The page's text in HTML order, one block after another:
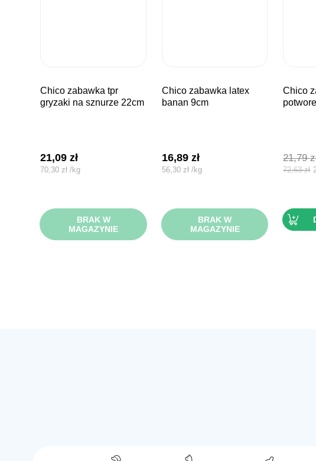
chico zabawka tpr
gryzaki na sznurze 22cm
21,09zł
70,30 zł /kg
BRAK W
MAGAZYNIE
chico zabawka latex
banan 9cm
16,89 zł
56,30 zł /kg
BRAK W
MAGAZYNIE
chico zabawka latex
21,79
72,63zł